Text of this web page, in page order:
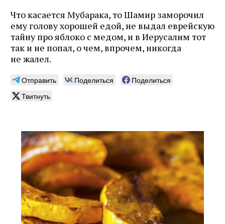
Что касается Мубарака, то Шамир заморочил
ему голову хорошей едой, не выдал еврейскую
тайну про яблоко с медом, и в Иерусалим тот
так и не попал, о чем, впрочем, никогда
не жалел.
Отправить Поделиться
Поделиться
Твитнуть